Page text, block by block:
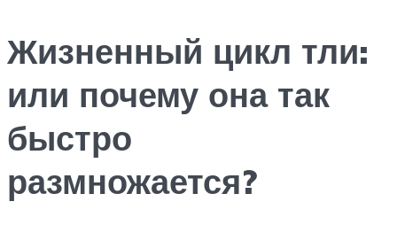
Жизненный цикл тли:
или почему она так
быстро
размножается?